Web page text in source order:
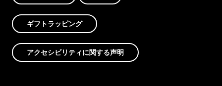
ギフトラッピング
アクセシビリティに関する声明